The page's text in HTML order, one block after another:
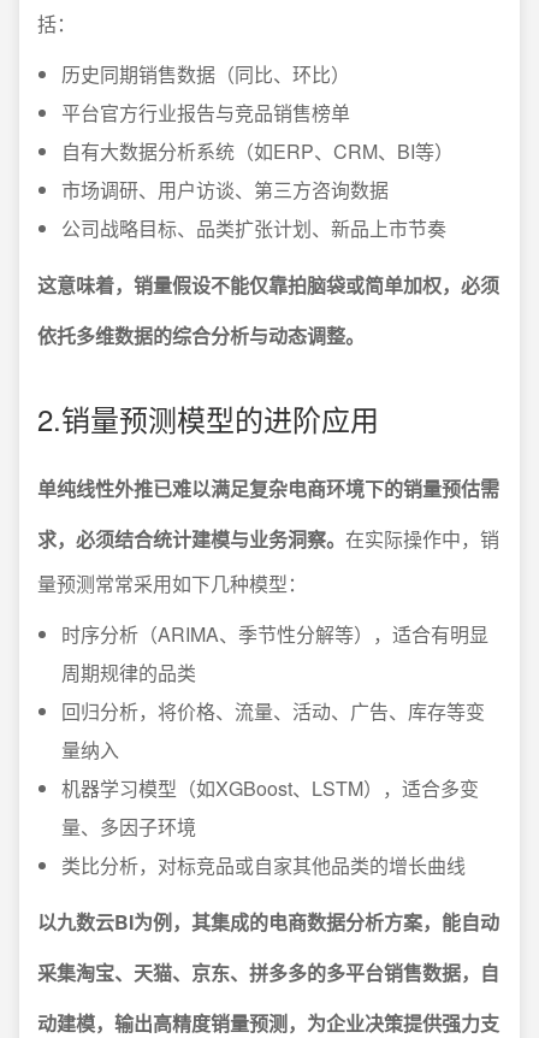
括：
历史同期销售数据（同比、环比）
平台官方行业报告与竞品销售榜单
自有大数据分析系统（如ERP、CRM、BI等）
市场调研、用户访谈、第三方咨询数据
公司战略目标、品类扩张计划、新品上市节奏
这意味着，销量假设不能仅靠拍脑袋或简单加权，必须
依托多维数据的综合分析与动态调整。
2.销量预测模型的进阶应用
单纯线性外推已难以满足复杂电商环境下的销量预估需
求，必须结合统计建模与业务洞察。 在实际操作中，销
量预测常常采用如下几种模型：
时序分析（ARIMA、季节性分解等），适合有明显
周期规律的品类
回归分析，将价格、流量、活动、广告、库存等变
量纳入
机器学习模型（如XGBoost、LSTM），适合多变
量、多因子环境
类比分析，对标竞品或自家其他品类的增长曲线
以九数云BI为例，其集成的电商数据分析方案，能自动
采集淘宝、天猫、京东、拼多多的多平台销售数据，自
动建模，输出高精度销量预测，为企业决策提供强力支